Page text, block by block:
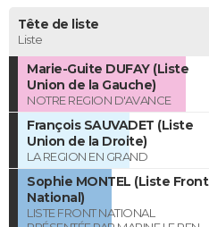
Tête de liste
Liste
Marie-Guite DUFAY (Liste
Union de la Gauche)
NOTRE REGION D'AVANCE
François SAUVADET (Liste
Union de la Droite)
LA REGION EN GRAND
Sophie MONTEL (Liste Front
National)
LISTE FRONT NATIONAL